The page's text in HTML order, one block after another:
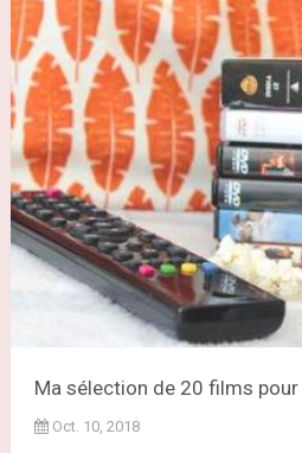
Ma sélection de 20 films pour
Oct. 10, 2018